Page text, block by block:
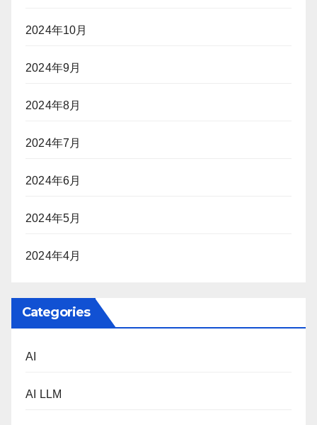
2024年10月
2024年9月
2024年8月
2024年7月
2024年6月
2024年5月
2024年4月
Categories
AI
AI LLM